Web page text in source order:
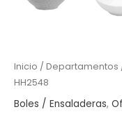
Inicio / Departamentos
HH2548
Boles / Ensaladeras,